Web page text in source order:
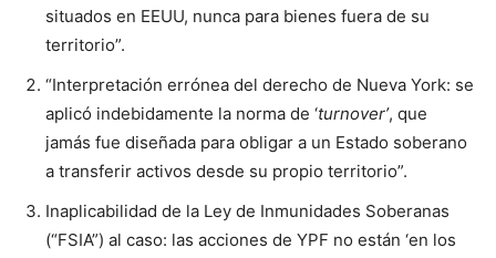
situados en EEUU, nunca para bienes fuera de su
territorio”.
“Interpretación errónea del derecho de Nueva York: se
aplicó indebidamente la norma de ‘turnover’, que
jamás fue diseñada para obligar a un Estado soberano
a transferir activos desde su propio territorio”.
Inaplicabilidad de la Ley de Inmunidades Soberanas
(“FSIA”) al caso: las acciones de YPF no están ‘en los